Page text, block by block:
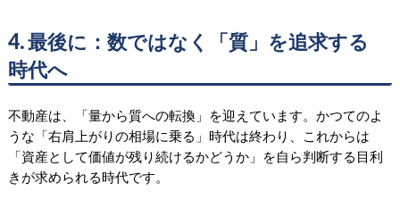
4. 最後に：数ではなく「質」を追求する
時代へ
不動産は、「量から質への転換」を迎えています。かつてのよ
うな「右肩上がりの相場に乗る」時代は終わり、これからは
「資産として価値が残り続けるかどうか」を自ら判断する目利
きが求められる時代です。